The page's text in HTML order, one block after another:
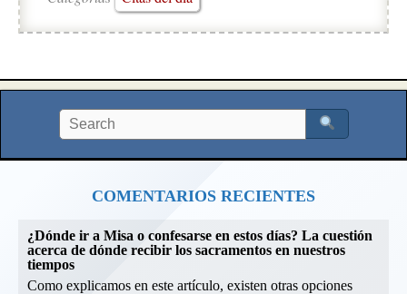
COMENTARIOS RECIENTES
¿Dónde ir a Misa o confesarse en estos días? La cuestión
acerca de dónde recibir los sacramentos en nuestros
tiempos
Como explicamos en este artículo, existen otras opciones